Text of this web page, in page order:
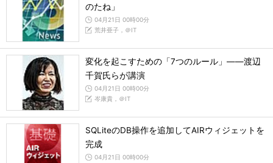
のたね」
04月21日 00時00分
荒井亜子，＠IT
変化を起こすための「7つのルール」――渡辺
千賀氏らが講演
04月21日 00時00分
岑康貴，＠IT
SQLiteのDB操作を追加してAIRウィジェットを
完成
04月21日 00時00分